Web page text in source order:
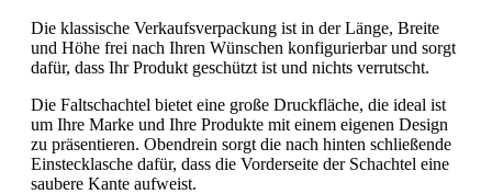
Die klassische Verkaufsverpackung ist in der Länge, Breite
und Höhe frei nach Ihren Wünschen konfigurierbar und sorgt
dafür, dass Ihr Produkt geschützt ist und nichts verrutscht.
Die Faltschachtel bietet eine große Druckfläche, die ideal ist
um Ihre Marke und Ihre Produkte mit einem eigenen Design
zu präsentieren. Obendrein sorgt die nach hinten schließende
Einstecklasche dafür, dass die Vorderseite der Schachtel eine
saubere Kante aufweist.